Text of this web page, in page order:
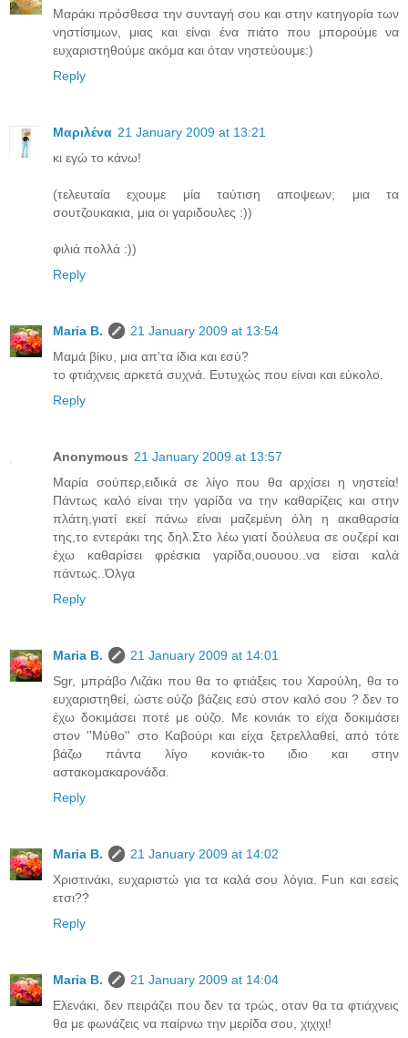
Mαράκι πρόσθεσα την συνταγή σου και στην κατηγορία των
νηστίσιμων, μιας και είναι ένα πιάτο που μπορούμε να
ευχαριστηθούμε ακόμα και όταν νηστεύουμε:)
Reply
Μαριλένα 21 January 2009 at 13:21
κι εγώ το κάνω!
(τελευταία εχουμε μία ταύτιση αποψεων; μια τα
σουτζουκακια, μια οι γαριδουλες :))
φιλιά πολλά :))
Reply
Maria B.
21 January 2009 at 13:54
Μαμά βίκυ, μια απ'τα ίδια και εσύ?
το φτιάχνεις αρκετά συχνά. Ευτυχώς που είναι και εύκολο.
Reply
Anonymous 21 January 2009 at 13:57
Μαρία σούπερ,ειδικά σε λίγο που θα αρχίσει η νηστεία!
Πάντως καλό είναι την γαρίδα να την καθαρίζεις και στην
πλάτη,γιατί εκεί πάνω είναι μαζεμένη όλη η ακαθαρσία
της,το εντεράκι της δηλ.Στο λέω γιατί δούλευα σε ουζερί και
έχω καθαρίσει φρέσκια γαρίδα,ουουου..να είσαι καλά
πάντως..Όλγα
Reply
Maria B.
21 January 2009 at 14:01
Sgr, μπράβο Λιζάκι που θα το φτιάξεις του Χαρούλη, θα το
ευχαριστηθεί, ώστε ούζο βάζεις εσύ στον καλό σου ? δεν το
έχω δοκιμάσει ποτέ με ούζο. Με κονιάκ το είχα δοκιμάσει
στον ''Μύθο'' στο Καβούρι και είχα ξετρελλαθεί, από τότε
βάζω πάντα λίγο κονιάκ-το ιδιο και στην
αστακομακαρονάδα.
Reply
Maria B.
21 January 2009 at 14:02
Χριστινάκι, ευχαριστώ για τα καλά σου λόγια. Fun και εσείς
ετσι??
Reply
Maria B.
21 January 2009 at 14:04
Ελενάκι, δεν πειράζει που δεν τα τρώς, οταν θα τα φτιάχνεις
θα με φωνάζεις να παίρνω την μερίδα σου, χιχιχι!